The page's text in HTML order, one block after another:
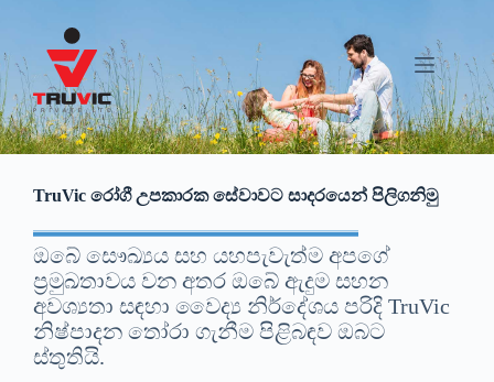
TruVic රෝගී උපකාරක සේවාවට සාදරයෙන් පිලිගනිමු
ඔබේ සෞඛ්‍යය සහ යහපැවැත්ම අපගේ
ප්‍රමුඛතාවය වන අතර ඔබේ ඇදුම සහන
අවශ්‍යතා සඳහා වෛද්‍ය නිර්දේශය පරිදි TruVic
නිෂ්පාදන තෝරා ගැනීම පිළිබඳව ඔබට
ස්තුතියි.